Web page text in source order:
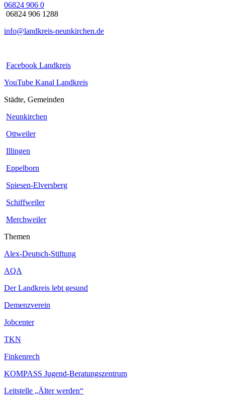
06824 906 0
06824 906 1288
info@landkreis-neunkirchen.de
Facebook Landkreis
YouTube Kanal Landkreis
Städte, Gemeinden
Neunkirchen
Ottweiler
Illingen
Eppelborn
Spiesen-Elversberg
Schiffweiler
Merchweiler
Themen
Alex-Deutsch-Stiftung
AQA
Der Landkreis lebt gesund
Demenzverein
Jobcenter
TKN
Finkenrech
KOMPASS Jugend-Beratungszentrum
Leitstelle „Älter werden“